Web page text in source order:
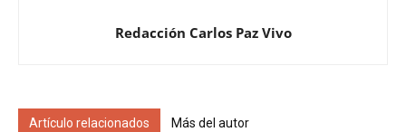
Redacción Carlos Paz Vivo
Artículo relacionados Más del autor